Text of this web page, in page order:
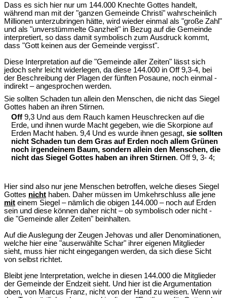
Dass es sich hier nur um 144.000 Knechte Gottes handelt,
während man mit der "ganzen Gemeinde Christi" wahrscheinlich
Millionen unterzubringen hätte, wird wieder einmal als "große Zahl"
und als "unverstümmelte Ganzheit" in Bezug auf die Gemeinde
interpretiert, so dass damit symbolisch zum Ausdruck kommt,
dass "Gott keinen aus der Gemeinde vergisst".
Diese Interpretation auf die "Gemeinde aller Zeiten" lässt sich
jedoch sehr leicht widerlegen, da diese 144.000 in Off 9,3-4, bei
der Beschreibung der Plagen der fünften Posaune, noch einmal -
indirekt – angesprochen werden.
Sie sollten Schaden tun allein den Menschen, die nicht das Siegel
Gottes haben an ihren Stirnen.
Off 9,3 Und aus dem Rauch kamen Heuschrecken auf die
Erde, und ihnen wurde Macht gegeben, wie die Skorpione auf
Erden Macht haben. 9,4 Und es wurde ihnen gesagt, sie sollten
nicht Schaden tun dem Gras auf Erden noch allem Grünen
noch irgendeinem Baum, sondern allein den Menschen, die
nicht das Siegel Gottes haben an ihren Stirnen. Off 9, 3- 4;
Hier sind also nur jene Menschen betroffen, welche dieses Siegel
Gottes nicht haben. Daher müssen im Umkehrschluss alle jene
mit einem Siegel – nämlich die obigen 144.000 – noch auf Erden
sein und diese können daher nicht – ob symbolisch oder nicht -
die "Gemeinde aller Zeiten" beinhalten.
Auf die Auslegung der Zeugen Jehovas und aller Denominationen,
welche hier eine "auserwählte Schar" ihrer eigenen Mitglieder
sieht, muss hier nicht eingegangen werden, da sich diese Sicht
von selbst richtet.
Bleibt jene Interpretation, welche in diesen 144.000 die Mitglieder
der Gemeinde der Endzeit sieht. Und hier ist die Argumentation
oben, von Marcus Franz, nicht von der Hand zu weisen. Wenn wir